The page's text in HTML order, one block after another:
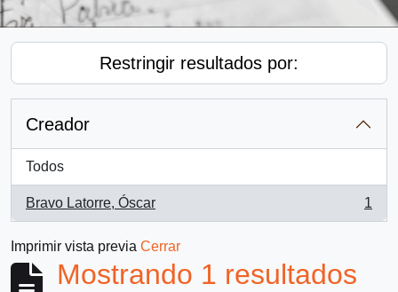
Restringir resultados por:
Creador
Todos
Bravo Latorre, Óscar
, 1 resultados
1
Imprimir vista previa Cerrar
Mostrando 1 resultados